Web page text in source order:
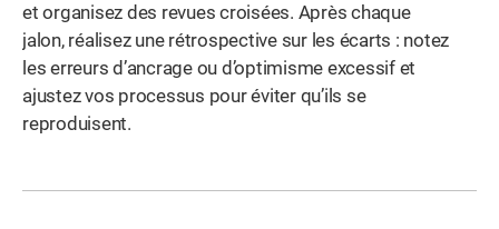
et organisez des revues croisées. Après chaque
jalon, réalisez une rétrospective sur les écarts : notez
les erreurs d’ancrage ou d’optimisme excessif et
ajustez vos processus pour éviter qu’ils se
reproduisent.